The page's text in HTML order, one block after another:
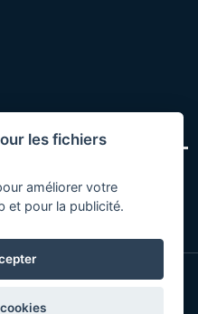
s.r.o. | Webdesign
les fichiers
améliorer votre
et pour la publicité.